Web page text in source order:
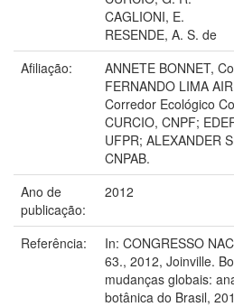
CAGLIONI, E.
RESENDE, A. S. de
Afiliação:
ANNETE BONNET,
FERNANDO LIMA
Corredor Ecológico
CURCIO, CNPF;
UFPR; ALEXANDER
CNPAB.
Ano de
publicação:
2012
Referência:
In: CONGRESSO
63., 2012, Joinville.
mudanças globais:
botânica do Brasil,